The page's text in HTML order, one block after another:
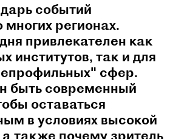
событий
многих регионах.
привлекателен как
институтов, так и для
сфер.
быть современный
оставаться
в условиях высокой
также почему зритель